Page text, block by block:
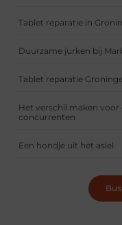
Tablet reparatie in
Duurzame jurken bij
Tablet reparatie
Het verschil maken voor
concurrenten
Een hondje uit het asiel